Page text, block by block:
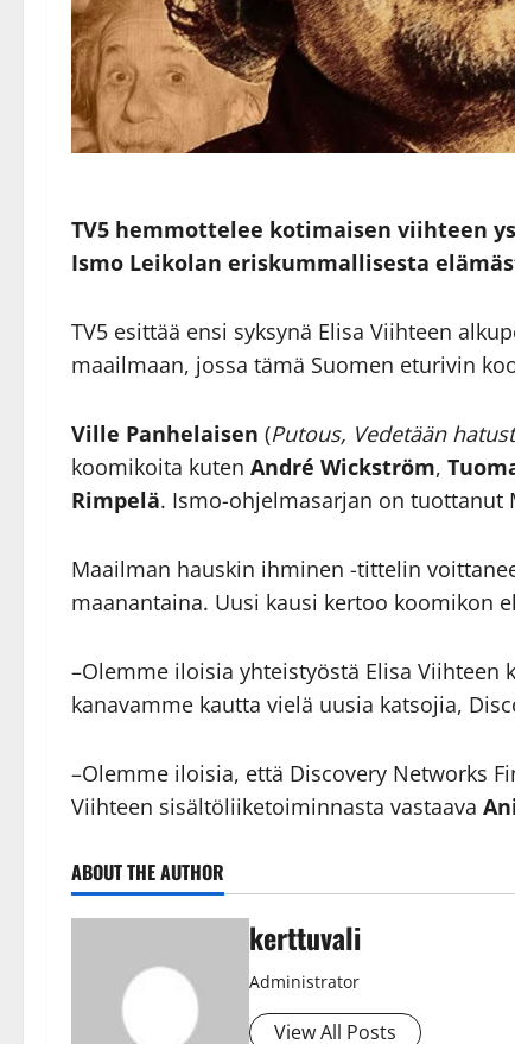
TV5 hemmottelee kotimaisen viihteen
Ismo Leikolan eriskummallisesta
TV5 esittää ensi syksynä Elisa Viihteen
maailmaan, jossa tämä Suomen eturivin
Ville Panhelaisen (Putous, Vedetään
koomikoita kuten André Wickström,
Rimpelä. Ismo-ohjelmasarjan on tuottanut
Maailman hauskin ihminen -tittelin
maanantaina. Uusi kausi kertoo koomikon
–Olemme iloisia yhteistyöstä Elisa Viihteen
kanavamme kautta vielä uusia katsojia,
–Olemme iloisia, että Discovery Networks
Viihteen sisältöliiketoiminnasta vastaava
ABOUT THE AUTHOR
kerttuvali
Administrator
View All Posts